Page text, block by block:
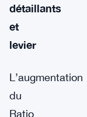
détaillants
et
levier
L’augmentation
du
Ratio